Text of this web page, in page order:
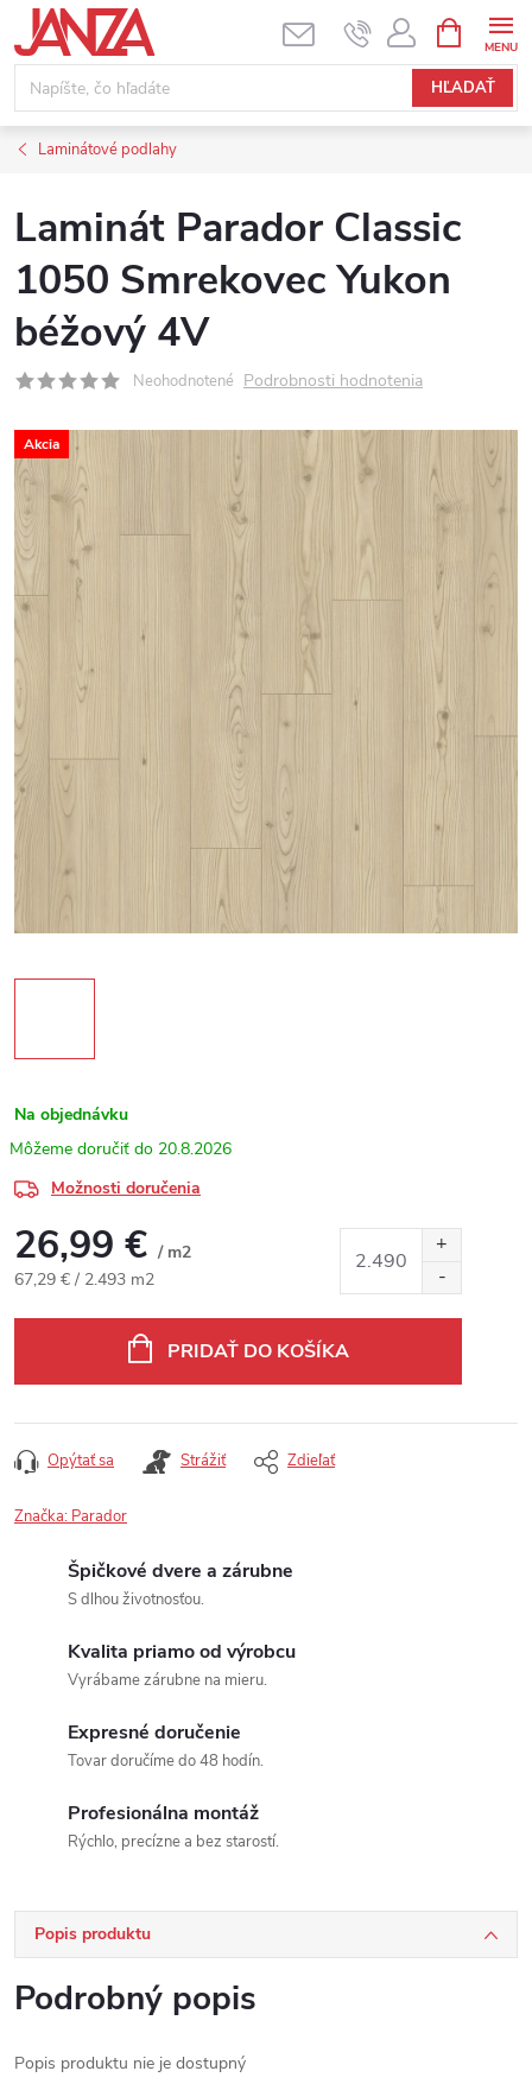
Prejsť na obsah
HĽADAŤ
Laminátové podlahy
Laminát Parador Classic
1050 Smrekovec Yukon
béžový 4V
Neohodnotené Podrobnosti hodnotenia
Akcia
Na objednávku
20.8.2026
Možnosti doručenia
26,99 € / m2
Jednotková cena:
67,29 € / 2.493 m2
PRIDAŤ DO KOŠÍKA
Opýtať sa Strážiť Zdieľať
Značka: Parador
Špičkové dvere a zárubne
S dlhou životnosťou.
Kvalita priamo od výrobcu
Vyrábame zárubne na mieru.
Expresné doručenie
Tovar doručíme do 48 hodín.
Profesionálna montáž
Rýchlo, precízne a bez starostí.
Popis produktu
Podrobný popis
Popis produktu nie je dostupný